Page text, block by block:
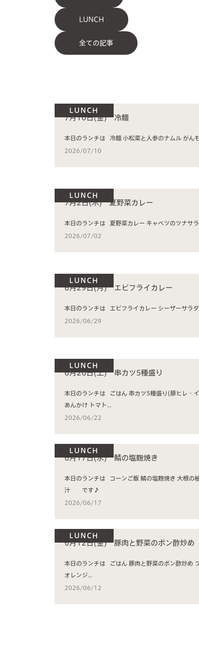
LUNCH
全ての記事
LUNCH
7月10日(金) 冷麺
2026/07/10
LUNCH
7月2日(木) 夏野菜カレー
2026/07/02
LUNCH
6月29日(月) エビフライカレー
2026/06/29
LUNCH
6月20日(土) 串カツ5種盛り
本日のランチは ごはん 串カツ5種盛り(豚ヒレ・イカ・アスパラ・南瓜・椎茸) 冬瓜のそぼろ
あんかけ トマト...
2026/06/22
LUNCH
6月17日(水) 鯖の塩麴焼き
本日のランチは コーンご飯 鯖の塩麴焼き 大根の柚子味噌田楽 胡瓜としらすの和え物 すまし
汁 です♪
2026/06/17
LUNCH
6月12日(金) 豚肉と野菜のポン酢炒め
本日のランチは ごはん 豚肉と野菜のポン酢炒め ブロッコリーのカニカマあんかけ 中華スープ
オレンジ...
2026/06/12